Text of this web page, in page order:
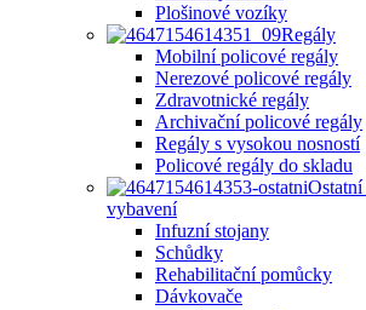
Plošinové vozíky
Regály
Mobilní policové regály
Nerezové policové regály
Zdravotnické regály
Archivační policové regály
Regály s vysokou nosností
Policové regály do skladu
vybavení
Infuzní stojany
Schůdky
Rehabilitační pomůcky
Dávkovače